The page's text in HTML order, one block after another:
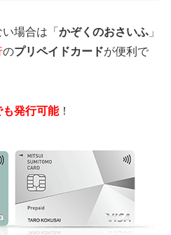
場合は「 かぞくのおさいふ 」
のプリペイドカードが便利で
発行可能！